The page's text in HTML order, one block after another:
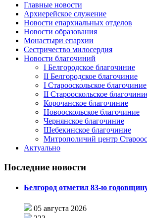
Главные новости
Архиерейское служение
Новости епархиальных отделов
Новости образования
Монастыри епархии
Сестричество милосердия
Новости благочиний
I Белгородское благочиние
II Белгородское благочиние
I Старооскольское благочиние
II Старооскольское
Корочанское благочиние
Новооскольское благочиние
Чернянское благочиние
Шебекинское благочиние
Митрополичий центр
Актуально
Последние новости
Белгород отметил 83-ю
05 августа 2026